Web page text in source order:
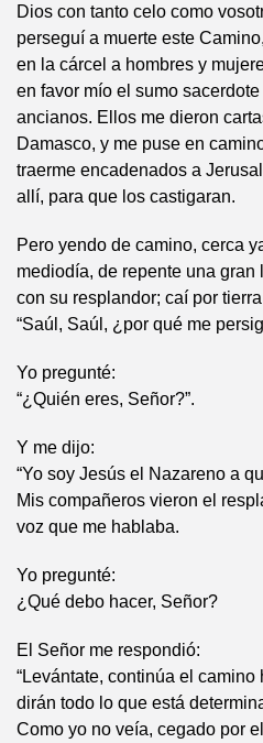
Dios con tanto celo como
perseguí a muerte este
en la cárcel a hombres y
en favor mío el sumo
ancianos. Ellos me dieron
Damasco, y me puse en
traerme encadenados a
allí, para que los castigaran.
Pero yendo de camino, cerca
mediodía, de repente una
con su resplandor; caí por
“Saúl, Saúl, ¿por qué me
Yo pregunté:
“¿Quién eres, Señor?”.
Y me dijo:
“Yo soy Jesús el Nazareno a
Mis compañeros vieron el
voz que me hablaba.
Yo pregunté:
¿Qué debo hacer, Señor?
El Señor me respondió:
“Levántate, continúa el
dirán todo lo que está
Como yo no veía, cegado por